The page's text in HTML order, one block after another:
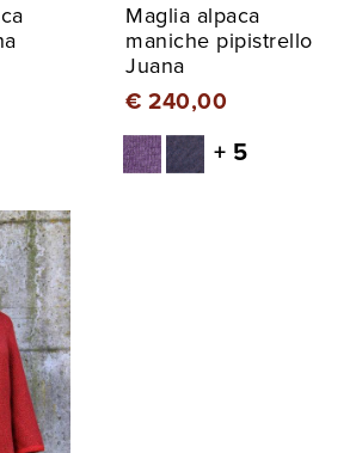
Maglia alpaca
maniche pipistrello
Juana
€ 240,00
+ 5